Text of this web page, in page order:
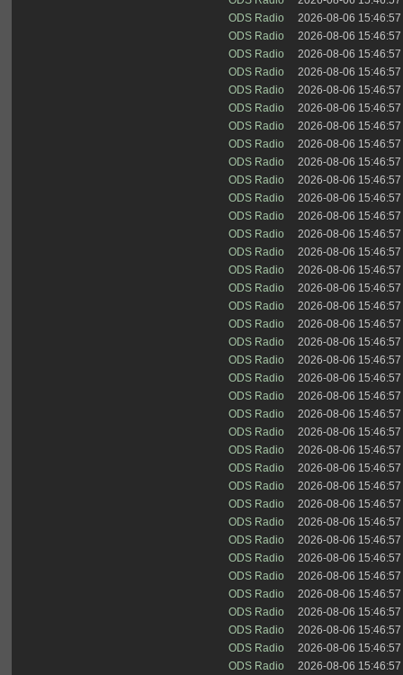
ODS Radio
2026-08-06 15:46:57
ODS Radio
2026-08-06 15:46:57
ODS Radio
2026-08-06 15:46:57
ODS Radio
2026-08-06 15:46:57
ODS Radio
2026-08-06 15:46:57
ODS Radio
2026-08-06 15:46:57
ODS Radio
2026-08-06 15:46:57
ODS Radio
2026-08-06 15:46:57
ODS Radio
2026-08-06 15:46:57
ODS Radio
2026-08-06 15:46:57
ODS Radio
2026-08-06 15:46:57
ODS Radio
2026-08-06 15:46:57
ODS Radio
2026-08-06 15:46:57
ODS Radio
2026-08-06 15:46:57
ODS Radio
2026-08-06 15:46:57
ODS Radio
2026-08-06 15:46:57
ODS Radio
2026-08-06 15:46:57
ODS Radio
2026-08-06 15:46:57
ODS Radio
2026-08-06 15:46:57
ODS Radio
2026-08-06 15:46:57
ODS Radio
2026-08-06 15:46:57
ODS Radio
2026-08-06 15:46:57
ODS Radio
2026-08-06 15:46:57
ODS Radio
2026-08-06 15:46:57
ODS Radio
2026-08-06 15:46:57
ODS Radio
2026-08-06 15:46:57
ODS Radio
2026-08-06 15:46:57
ODS Radio
2026-08-06 15:46:57
ODS Radio
2026-08-06 15:46:57
ODS Radio
2026-08-06 15:46:57
ODS Radio
2026-08-06 15:46:57
ODS Radio
2026-08-06 15:46:57
ODS Radio
2026-08-06 15:46:57
ODS Radio
2026-08-06 15:46:57
ODS Radio
2026-08-06 15:46:57
ODS Radio
2026-08-06 15:46:57
ODS Radio
2026-08-06 15:46:57